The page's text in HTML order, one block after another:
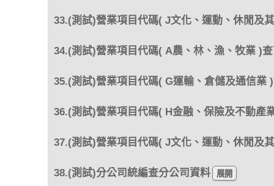
33.(測試)營業項目代碼( J文化、運動、休閒及
34.(測試)營業項目代碼( A農、林、漁、牧業 )
35.(測試)營業項目代碼( G運輸、倉儲及通信業
36.(測試)營業項目代碼( H金融、保險及不動產
37.(測試)營業項目代碼( J文化、運動、休閒及
38.(測試)分公司統編查分公司資料